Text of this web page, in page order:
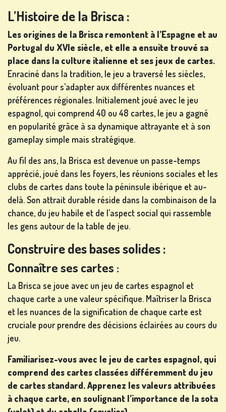
S'INSCRIRE
SE
CONNECTER
BOUTIQUE
CLASSEMENT
CHANGER
DE
LANGUE
L’Histoire de la Brisca :
Les origines de la Brisca remontent à l’Espagne et au
Portugal du XVIe siècle, et elle a ensuite trouvé sa
place dans la culture italienne et ses jeux de cartes.
Enraciné dans la tradition, le jeu a traversé les siècles,
évoluant pour s’adapter aux différentes nuances et
préférences régionales. Initialement joué avec le jeu
espagnol, qui comprend 40 ou 48 cartes, le jeu a gagné
en popularité grâce à sa dynamique attrayante et à son
gameplay simple mais stratégique.
Au fil des ans, la Brisca est devenue un passe-temps
apprécié, joué dans les foyers, les réunions sociales et les
clubs de cartes dans toute la péninsule ibérique et au-
delà. Son attrait durable réside dans la combinaison de la
chance, du jeu habile et de l’aspect social qui rassemble
les gens autour de la table de jeu.
Construire des bases solides :
Connaître ses cartes :
La Brisca se joue avec un jeu de cartes espagnol et
chaque carte a une valeur spécifique. Maîtriser la Brisca
et les nuances de la signification de chaque carte est
cruciale pour prendre des décisions éclairées au cours du
jeu.
Familiarisez-vous avec le jeu de cartes espagnol, qui
comprend des cartes classées différemment du jeu
de cartes standard. Apprenez les valeurs attribuées
à chaque carte, en soulignant l’importance de la sota